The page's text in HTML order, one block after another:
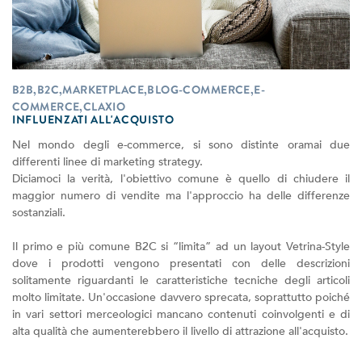
B2B,B2C,MARKETPLACE,BLOG-COMMERCE,E-
COMMERCE,CLAXIO
INFLUENZATI ALL'ACQUISTO
Nel mondo degli e-commerce, si sono distinte oramai due
differenti linee di marketing strategy.
Diciamoci la verità, l'obiettivo comune è quello di chiudere il
maggior numero di vendite ma l'approccio ha delle differenze
sostanziali.
Il primo e più comune B2C si “limita” ad un layout Vetrina-Style
dove i prodotti vengono presentati con delle descrizioni
solitamente riguardanti le caratteristiche tecniche degli articoli
molto limitate. Un'occasione davvero sprecata, soprattutto poiché
in vari settori merceologici mancano contenuti coinvolgenti e di
alta qualità che aumenterebbero il livello di attrazione all'acquisto.